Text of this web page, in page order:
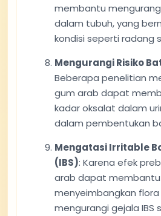
membantu
dalam tubuh, yang
kondisi seperti radang
Mengurangi Risiko
Beberapa penelitian
gum arab dapat
kadar oksalat dalam
dalam pembentukan
Mengatasi Irritable
(IBS): Karena efek
arab dapat membantu
menyeimbangkan flora
mengurangi gejala IBS